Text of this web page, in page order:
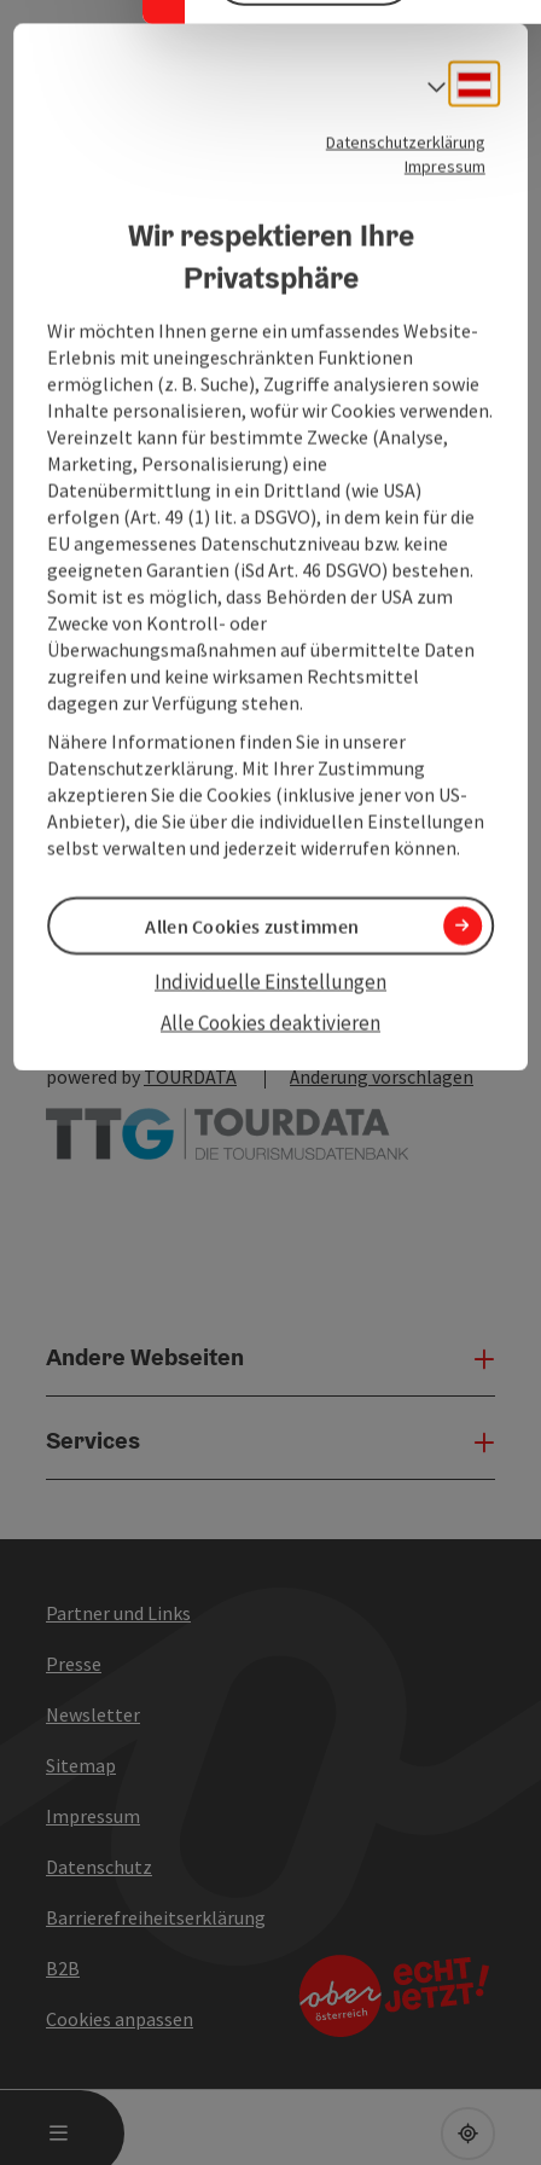
MENÜ
Ausstattung
Preise
Anreise/Lage
Eignung
Barrierefreiheit
Meine Betriebe
Beitrag drucken
In der Nähe
powered byTOURDATA Änderung vorschlagen
Andere Webseiten
Services
Partner und Links
Presse
Newsletter
Sitemap
Impressum
Datenschutz
Barrierefreiheitserklärung
B2B
Cookies anpassen
Datenschutzerklärung
Impressum
Wir respektieren Ihre
Privatsphäre
Wir möchten Ihnen gerne ein umfassendes Website-
Erlebnis mit uneingeschränkten Funktionen
ermöglichen (z. B. Suche), Zugriffe analysieren sowie
Inhalte personalisieren, wofür wir Cookies verwenden.
Vereinzelt kann für bestimmte Zwecke (Analyse,
Marketing, Personalisierung) eine
Datenübermittlung in ein Drittland (wie USA)
erfolgen (Art. 49 (1) lit. a DSGVO), in dem kein für die
EU angemessenes Datenschutzniveau bzw. keine
geeigneten Garantien (iSd Art. 46 DSGVO) bestehen.
Somit ist es möglich, dass Behörden der USA zum
Zwecke von Kontroll- oder
Überwachungsmaßnahmen auf übermittelte Daten
zugreifen und keine wirksamen Rechtsmittel
dagegen zur Verfügung stehen.
Nähere Informationen finden Sie in unserer
Datenschutzerklärung. Mit Ihrer Zustimmung
akzeptieren Sie die Cookies (inklusive jener von US-
Anbieter), die Sie über die individuellen Einstellungen
selbst verwalten und jederzeit widerrufen können.
Alle Cookies deaktivieren
Individuelle Einstellungen
Allen Cookies zustimmen